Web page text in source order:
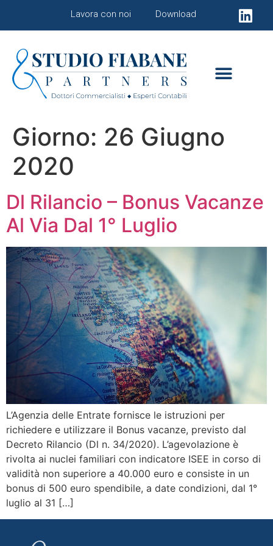
Lavora con noi Download
Giorno: 26 Giugno
2020
Dl Rilancio – Bonus Vacanze
Al Via Dal 1° Luglio
L’Agenzia delle Entrate fornisce le istruzioni per
richiedere e utilizzare il Bonus vacanze, previsto dal
Decreto Rilancio (Dl n. 34/2020). L’agevolazione è
rivolta ai nuclei familiari con indicatore ISEE in corso di
validità non superiore a 40.000 euro e consiste in un
bonus di 500 euro spendibile, a date condizioni, dal 1°
luglio al 31 […]